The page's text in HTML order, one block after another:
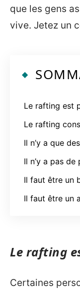
que les gens
vive. Jetez un
Le rafting est
Le rafting
Il n’y a que
Il n’y a pas
Il faut être un
Il faut être un
Le rafting
Certaines